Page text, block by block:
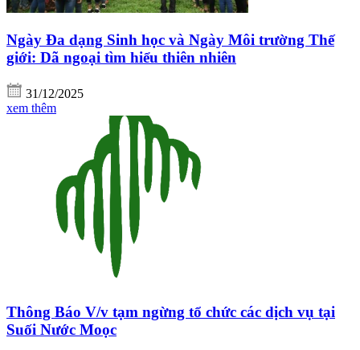
Ngày Đa dạng Sinh học và Ngày Môi trường Thế
giới: Dã ngoại tìm hiểu thiên nhiên
31/12/2025
xem thêm
Thông Báo V/v tạm ngừng tổ chức các dịch vụ tại
Suối Nước Moọc